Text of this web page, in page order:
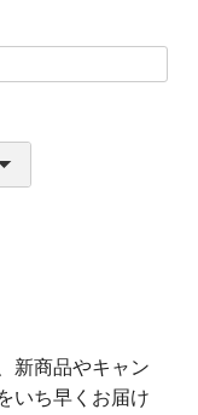
新商品やキャン
いち早くお届け